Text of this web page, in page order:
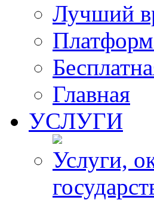
Лучший
Главная
УСЛУГИ
Услуги,